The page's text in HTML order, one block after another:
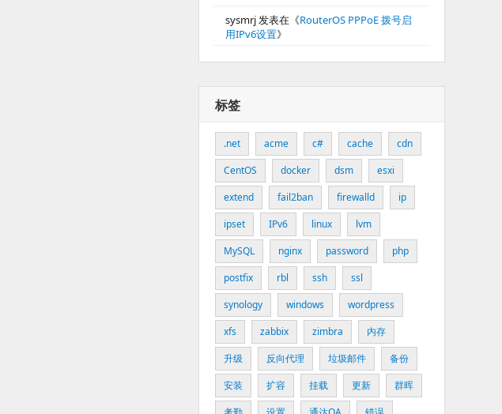
sysmrj发表在《RouterOS PPPoE 拨号启
用IPv6设置》
标签
.net acme c# cache
cdn
CentOS
docker dsm
esxi
extend
fail2ban firewalld
ip
ipset
IPv6 linux
lvm
MySQL
nginx password
php
postfix
rbl ssh
ssl
synology
windows
wordpress
xfs
zabbix zimbra
内存
升级
反向代理 垃圾邮件
备份
安装
扩容 挂载 更新
群晖